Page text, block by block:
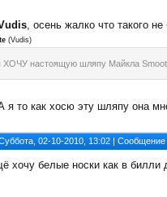
, осень жалко что такого
(Vudis)
ХОЧУ настоящую шляпу Майкла
я то как хосю эту шляпу она
02-10-2010, 13:02 |
хочу белые носки как в билли